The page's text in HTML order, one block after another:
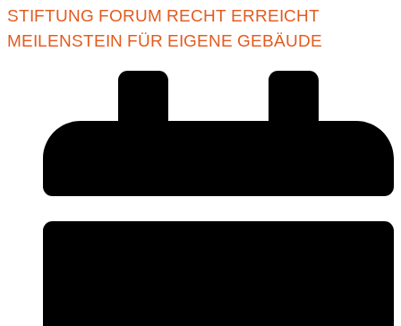
STIFTUNG FORUM RECHT ERREICHT
MEILENSTEIN FÜR EIGENE GEBÄUDE